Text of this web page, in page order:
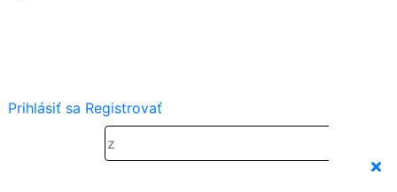
Prihlásiť sa Registrovať